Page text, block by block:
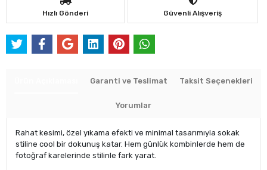
Hızlı Gönderi Güvenli Alışveriş
Garanti ve Teslimat Taksit Seçenekleri
Yorumlar
Rahat kesimi, özel yıkama efekti ve minimal tasarımıyla sokak
stiline cool bir dokunuş katar. Hem günlük kombinlerde hem de
fotoğraf karelerinde stilinle fark yarat.